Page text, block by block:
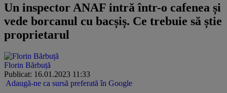
Un inspector ANAF intră într-o cafenea și
vede borcanul cu bacșiș. Ce trebuie să știe
proprietarul
Florin Bărbuță
Publicat: 16.01.2023 11:33
Adaugă-ne ca sursă preferată în Google